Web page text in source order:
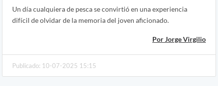
Un día cualquiera de pesca se convirtió en una experiencia
difícil de olvidar de la memoria del joven aficionado.
Por Jorge Virgilio
Publicado: 10-07-2025 15:15